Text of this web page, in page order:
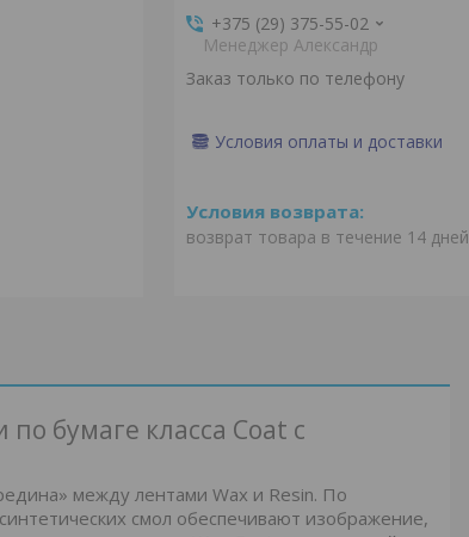
+375 (29) 375-55-02
Менеджер Александр
Заказ только по телефону
Условия оплаты и доставки
возврат товара в течение 14 дней
бумаге класса Coat с
между лентами Wax и Resin. По
смол обеспечивают изображение,